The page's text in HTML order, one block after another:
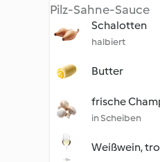
Pilz-Sahne-Sauce
Schalotten
halbiert
Butter
frische
in Scheiben
Weißwein,